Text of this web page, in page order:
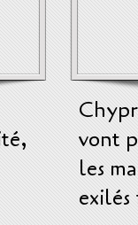
vont
les
exilés